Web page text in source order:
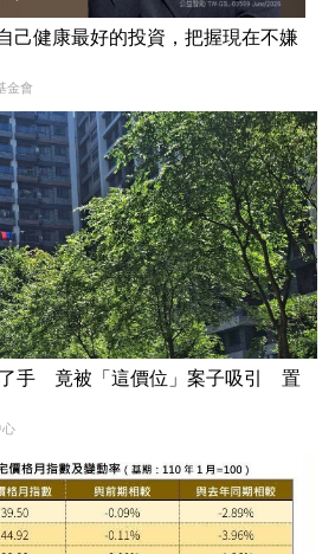
己健康最好的投資，把握現在不嫌
金會
了手 竟被「這價位」案子吸引 置
心